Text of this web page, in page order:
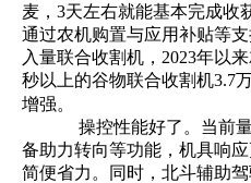
麦，3天左右就能基本完成收
通过农机购置与应用补贴等
入量联合收割机，2023年以
秒以上的谷物联合收割机3.7
增强。
操控性能好了 。当前
备助力转向等功能，机具响
简便省力。同时，北斗辅助